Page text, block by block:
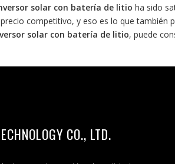
solar con batería de litio ha sido
competitivo, y eso es lo que
solar con batería de litio, puede
CO., LTD.